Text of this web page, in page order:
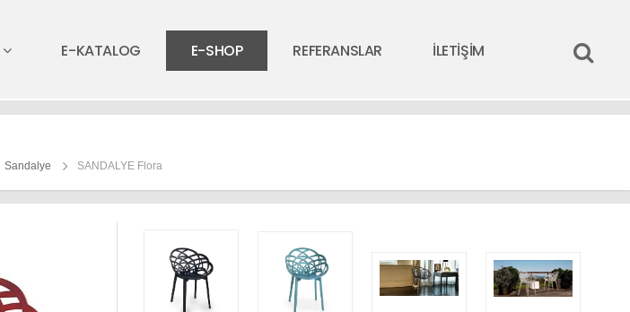
E-KATALOG E-SHOP REFERANSLAR İLETİŞİM
Sandalye SANDALYE Flora